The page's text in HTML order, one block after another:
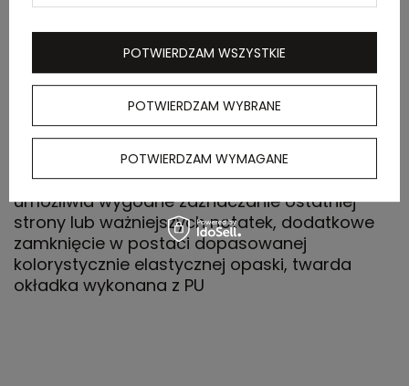
Notatnik w formacie A5, posiada 96 kartek w
kropki (192 strony), tasiemka zakładkowa
umożliwia wygodne zaznaczanie ostatniej
strony lub ważniejszych notatek, dodatkowe
zamknięcie w postaci dopasowanej
kolorystycznie elastycznej opaski, twarda
okładka wykonana z PU
POTWIERDZAM WYBRANE
POTWIERDZAM WYMAGANE
POTWIERDZAM WSZYSTKIE